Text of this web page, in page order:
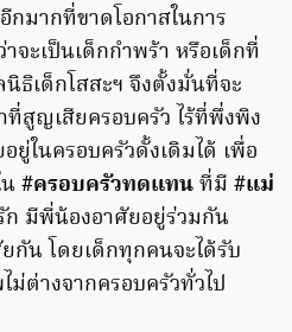
กมากที่ขาดโอกาสในการ
จะเป็นเด็กกำพร้า หรือเด็กที่
ธิเด็กโสสะฯ จึงตั้งมั่นที่จะ
ที่สูญเสียครอบครัว ไร้ที่พึ่งพิง
ยู่ในครอบครัวดั้งเดิมได้ เพื่อ
#ครอบครัวทดแทนที่มี #แม่
มีพี่น้องอาศัยอยู่ร่วมกัน
กัน โดยเด็กทุกคนจะได้รับ
ต่างจากครอบครัวทั่วไป